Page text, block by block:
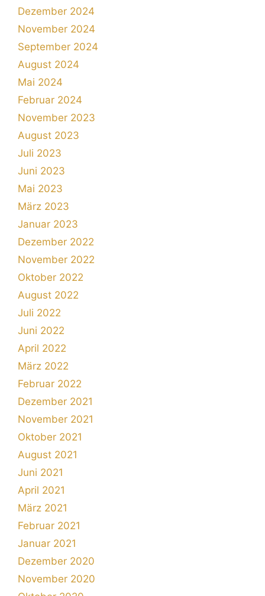
Dezember 2024
November 2024
September 2024
August 2024
Mai 2024
Februar 2024
November 2023
August 2023
Juli 2023
Juni 2023
Mai 2023
März 2023
Januar 2023
Dezember 2022
November 2022
Oktober 2022
August 2022
Juli 2022
Juni 2022
April 2022
März 2022
Februar 2022
Dezember 2021
November 2021
Oktober 2021
August 2021
Juni 2021
April 2021
März 2021
Februar 2021
Januar 2021
Dezember 2020
November 2020